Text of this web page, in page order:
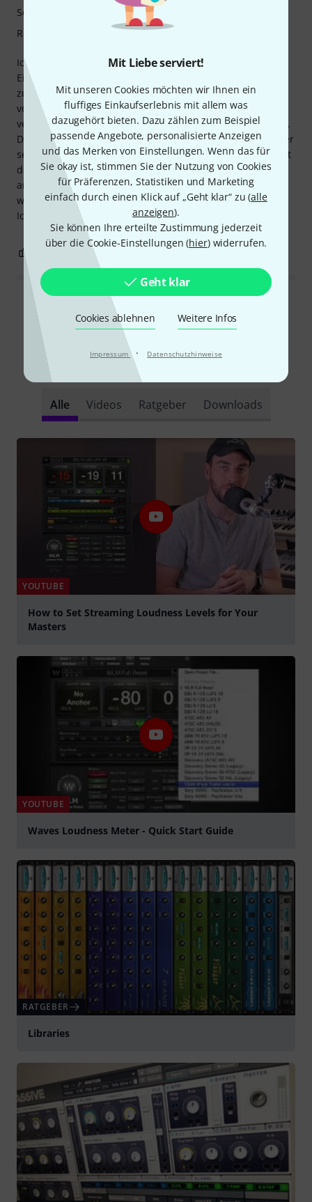
Mit Liebe serviert!
Mit unseren Cookies möchten wir Ihnen ein
fluffiges Einkaufserlebnis mit allem was
dazugehört bieten. Dazu zählen zum Beispiel
passende Angebote, personalisierte Anzeigen
und das Merken von Einstellungen. Wenn das für
Sie okay ist, stimmen Sie der Nutzung von Cookies
für Präferenzen, Statistiken und Marketing
einfach durch einen Klick auf „Geht klar“ zu (alle
anzeigen).
Sie können Ihre erteilte Zustimmung jederzeit
über die Cookie-Einstellungen (hier) widerrufen.
Geht klar
Cookies ablehnen Weitere Infos
Impressum · Datenschutzhinweise
Ich habe dieses Plugin gekauft, um meine Mixe auf die
Einhaltung der französischen Fernsehnormen überprüfen
zu können. Ich habe es gleichzeitig mit dem Konkurrenten
von NUGEN ausgeführt (um die angezeigten Daten zu
vergleichen), ohne dass ein Unterschied festgestellt wurde.
Die Benutzeroberfläche ist sehr unterschiedlich, bleibt aber
sehr präzise. Die Konfiguration ist einfach. Die Ablesbarkeit
der Werte ist einfach und der Preis ist im Gegensatz zu
anderen Loudness-Metern eher angemessen. Ein sehr
wertvolles Werkzeug für sichere professionelle Ergebnisse.
Ich empfehle diesen Kauf!
Sound/Qualität
Rechner Auslastung
Alle Bewertungen lesen
Schon gewusst?
Alle Videos Ratgeber Downloads
YOUTUBE
How to Set Streaming Loudness Levels for Your
Masters
YOUTUBE
Waves Loudness Meter - Quick Start Guide
RATGEBER
Libraries